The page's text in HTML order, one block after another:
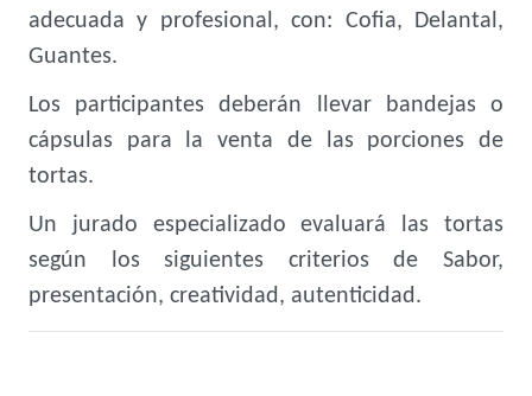
adecuada y profesional, con: Cofia, Delantal,
Guantes.
Los participantes deberán llevar bandejas o
cápsulas para la venta de las porciones de
tortas.
Un jurado especializado evaluará las tortas
según los siguientes criterios de Sabor,
presentación, creatividad, autenticidad.